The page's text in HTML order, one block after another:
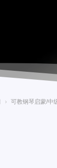
› 可教钢琴启蒙/中